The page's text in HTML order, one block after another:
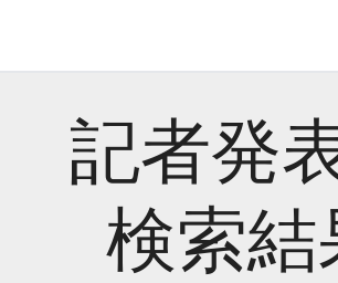
記者発
検索結